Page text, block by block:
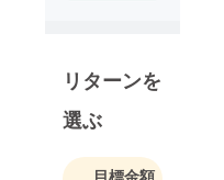
リターンを
選ぶ
目標金額